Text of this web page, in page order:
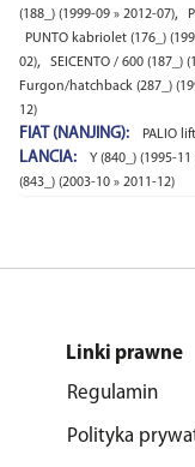
(188_) (1999-09 » 2012-07),
PUNTO kabriolet (176_)
02), SEICENTO / 600 (187_)
Furgon/hatchback (287_)
12)
FIAT (NANJING): PALIO
LANCIA: Y (840_) (1995-
(843_) (2003-10 » 2011-12)
Linki prawne
Regulamin
Polityka